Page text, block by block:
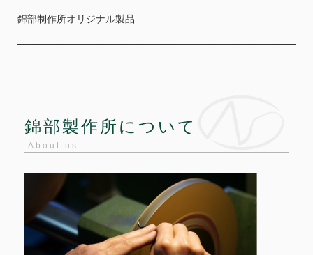
錦部制作所オリジナル製品
錦部製作所について
About us